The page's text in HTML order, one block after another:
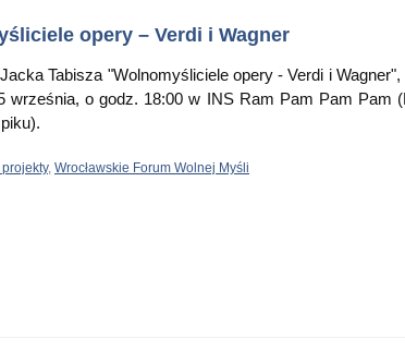
opery – Verdi i Wagner
Tabisza "Wolnomyśliciele opery - Verdi i
września, o godz. 18:00 w INS Ram Pam Pam Pam
, Wrocławskie Forum Wolnej Myśli